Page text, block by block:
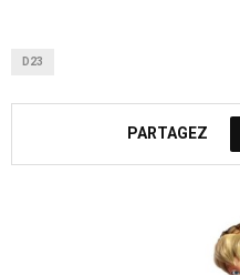
D23
PARTAGEZ